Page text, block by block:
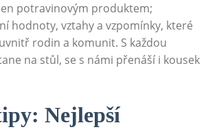
potravinovým produktem;
hodnoty, ‌vztahy a vzpomínky, které‌
rodin a komunit. S každou
na stůl, se s ⁢námi přenáší i⁤ kousek
Nejlepší